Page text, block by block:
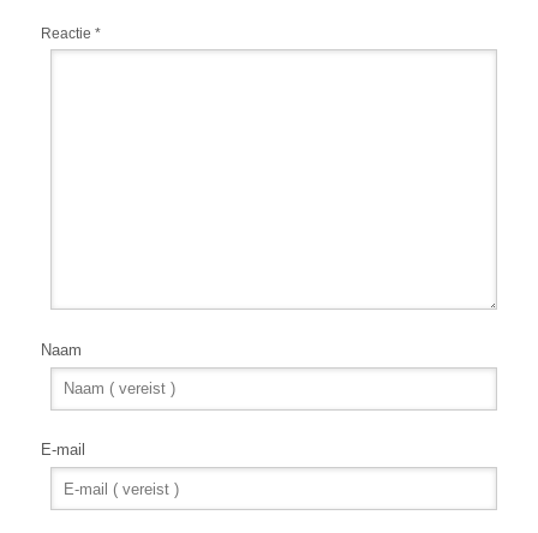
Reactie *
Naam
E-mail